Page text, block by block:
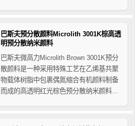
用于高透明度溶剂型工业漆、木器漆和溶
剂型印刷油墨系列产品的着色。
巴斯夫预分散颜料Microlith 3001K棕高透
明预分散纳米颜料
巴斯夫微高力Microlith Brown 3001K预分
散颜料是一种采用特殊工艺在乙烯基共聚
物载体树脂中包裹偶氮缩合有机颜料制备
而成的高透明红光棕色预分散纳米颜料，
凝防沉淀性，主要用于溶剂型柔版/凹版油